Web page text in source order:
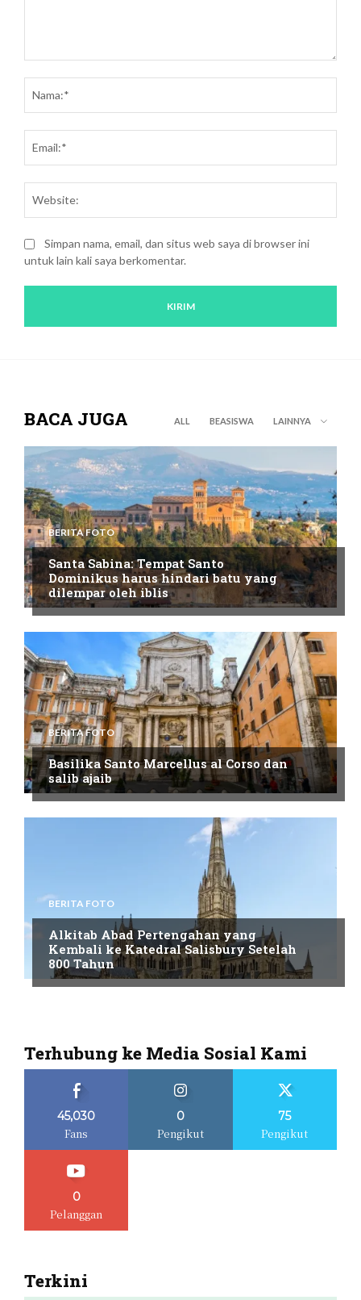
kritik:
Simpan nama, email, dan situs web saya di browser ini
untuk lain kali saya berkomentar.
BACA JUGA ALL BEASISWA LAINNYA
BERITA FOTO
Santa Sabina: Tempat Santo
Dominikus harus hindari batu yang
dilempar oleh iblis
BERITA FOTO
Basilika Santo Marcellus al Corso dan
salib ajaib
BERITA FOTO
Alkitab Abad Pertengahan yang
Kembali ke Katedral Salisbury Setelah
800 Tahun
Terhubung ke Media Sosial Kami
45,030
Fans
0
Pengikut
75
Pengikut
0
Pelanggan
Terkini